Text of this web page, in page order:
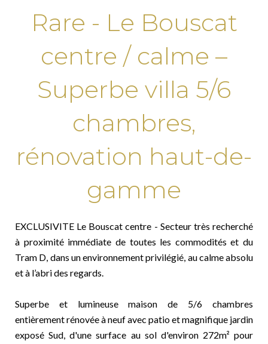
Rare - Le Bouscat
centre / calme –
Superbe villa 5/6
chambres,
rénovation haut-de-
gamme
EXCLUSIVITE Le Bouscat centre - Secteur très recherché
à proximité immédiate de toutes les commodités et du
Tram D, dans un environnement privilégié, au calme absolu
et à l’abri des regards.
Superbe et lumineuse maison de 5/6 chambres
entièrement rénovée à neuf avec patio et magnifique jardin
exposé Sud, d'une surface au sol d'environ 272m² pour